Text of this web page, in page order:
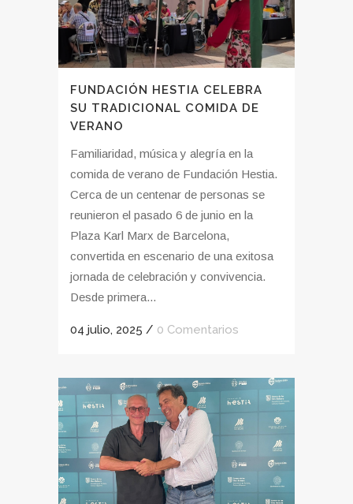
FUNDACIÓN HESTIA CELEBRA
SU TRADICIONAL COMIDA DE
VERANO
Familiaridad, música y alegría en la
comida de verano de Fundación Hestia.
Cerca de un centenar de personas se
reunieron el pasado 6 de junio en la
Plaza Karl Marx de Barcelona,
convertida en escenario de una exitosa
jornada de celebración y convivencia.
Desde primera...
04 julio, 2025 / 0 Comentarios